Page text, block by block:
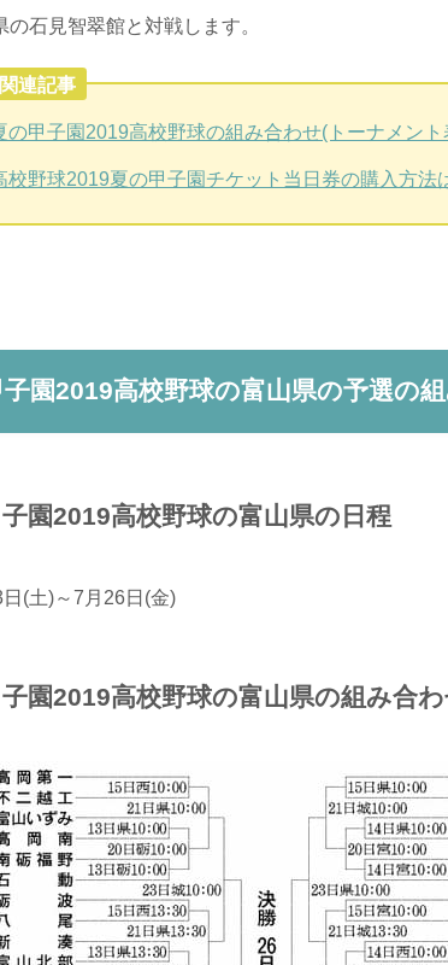
の石見智翠館と対戦します。
関連記事
の甲子園2019高校野球の組み合わせ(トーナメン
校野球2019夏の甲子園チケット当日券の購入方法
子園2019高校野球の富山県の予選の
園2019高校野球の富山県の日程
(土)～7月26日(金)
園2019高校野球の富山県の組み合